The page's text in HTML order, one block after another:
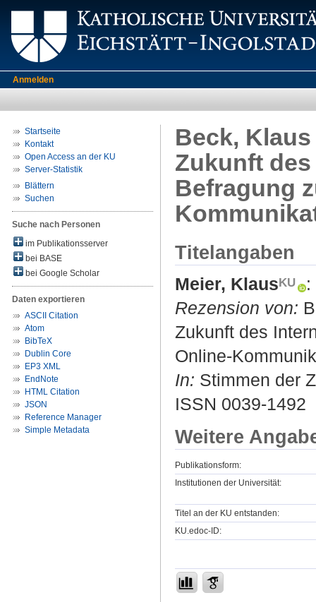
Anmelden
Startseite
Kontakt
Open Access an der KU
Server-Statistik
Blättern
Suchen
Suche nach Personen
im Publikationsserver
bei BASE
bei Google Scholar
Daten exportieren
ASCII Citation
Atom
BibTeX
Dublin Core
EP3 XML
EndNote
HTML Citation
JSON
Reference Manager
Simple Metadata
Beck,
Zukunft
Befragung
Titelangaben
Meier, Klaus
:
Rezension von:
Zukunft des
Online-
In: Stimmen der
ISSN 0039-1492
Weitere
Publikationsform:
Institutionen der Universität:
Titel an der KU entstanden:
KU.edoc-ID: